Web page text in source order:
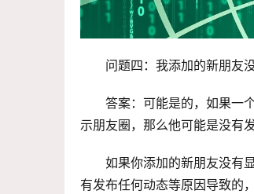
问题四：我添加的新朋友
答案：可能是的，如果一
示朋友圈，那么他可能是没有
如果你添加的新朋友没有
有发布任何动态等原因导致的